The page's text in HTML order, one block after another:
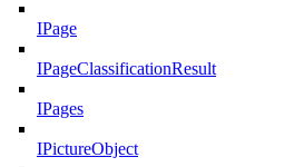
IPage
IPageClassificationResult
IPages
IPictureObject